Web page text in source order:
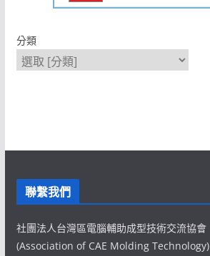
分類
聯繫我們
社團法人台灣區電腦輔助成型技術交流協會
(Association of CAE Molding Technology)